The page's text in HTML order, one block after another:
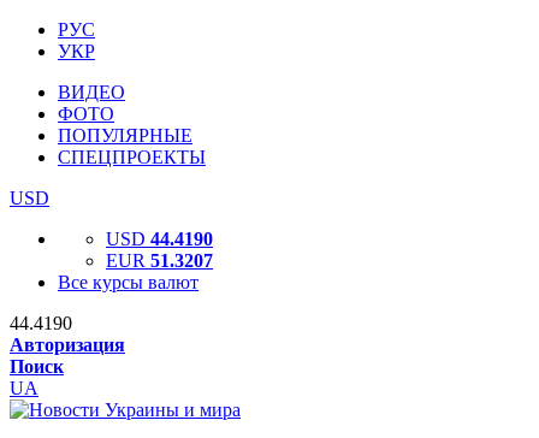
РУС
УКР
ВИДЕО
ФОТО
ПОПУЛЯРНЫЕ
СПЕЦПРОЕКТЫ
USD
USD 44.4190
EUR 51.3207
Все курсы валют
44.4190
Авторизация
Поиск
UA